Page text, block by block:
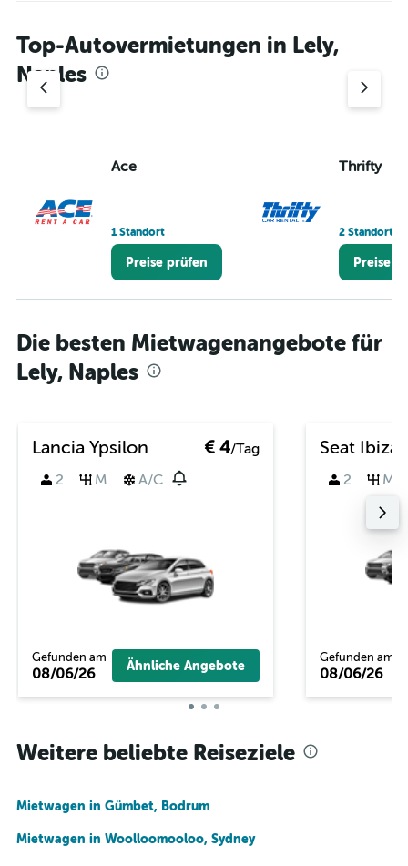
Top-Autovermietungen in Lely,
Naples
Ace
1 Standort
Preise prüfen
Thrifty
2 Standorte
Preise
Die besten Mietwagenangebote für
Lely, Naples
Lancia Ypsilon € 4/Tag
2
M A/C
Gefunden am
08/06/26 Ähnliche Angebote
Seat Ibiza
2 M
Gefunden am
08/06/26
Weitere beliebte Reiseziele
Mietwagen in Gümbet, Bodrum
Mietwagen in Woolloomooloo, Sydney